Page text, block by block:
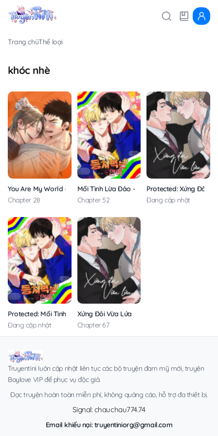
Trang chủThể loại
khóc nhè
You Are My World – Không Che
Chapter 28
Mối Tình Lừa Đảo – Không Che
Chapter 52
Protected: Xứng Đôi
Đang cập nhật
Protected: Mối Tình Lừa Đảo – Không Che
Đang cập nhật
Xứng Đôi Vừa Lứa
Chapter 67
Truyentini luôn cập nhật liên tục các bộ truyện đam mỹ mới, truyện
Boylove VIP để phục vụ độc giả.
Đọc truyện hoàn toàn miễn phí, không quảng cáo, hỗ trợ đa thiết bị.
Signal: chauchau774.74
Email khiếu nại:truyentiniorg@gmail.com